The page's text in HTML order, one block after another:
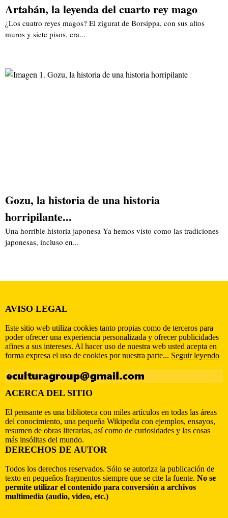
Artabán, la leyenda del cuarto rey mago
¿Los cuatro reyes magos? El zigurat de Borsippa, con sus altos
muros y siete pisos, era...
Gozu, la historia de una historia
horripilante...
Una horrible historia japonesa Ya hemos visto como las tradiciones
japonesas, incluso en...
AVISO LEGAL
Este sitio web utiliza cookies tanto propias como de terceros para
poder ofrecer una experiencia personalizada y ofrecer publicidades
afines a sus intereses. Al hacer uso de nuestra web usted acepta en
forma expresa el uso de cookies por nuestra parte... Seguir leyendo
ACERCA DEL SITIO
El pensante es una biblioteca con miles artículos en todas las áreas
del conocimiento, una pequeña Wikipedia con ejemplos, ensayos,
resumen de obras literarias, así como de curiosidades y las cosas
más insólitas del mundo.
DERECHOS DE AUTOR
Todos los derechos reservados. Sólo se autoriza la publicación de
texto en pequeños fragmentos siempre que se cite la fuente. No se
permite utilizar el contenido para conversión a archivos
multimedia (audio, video, etc.)